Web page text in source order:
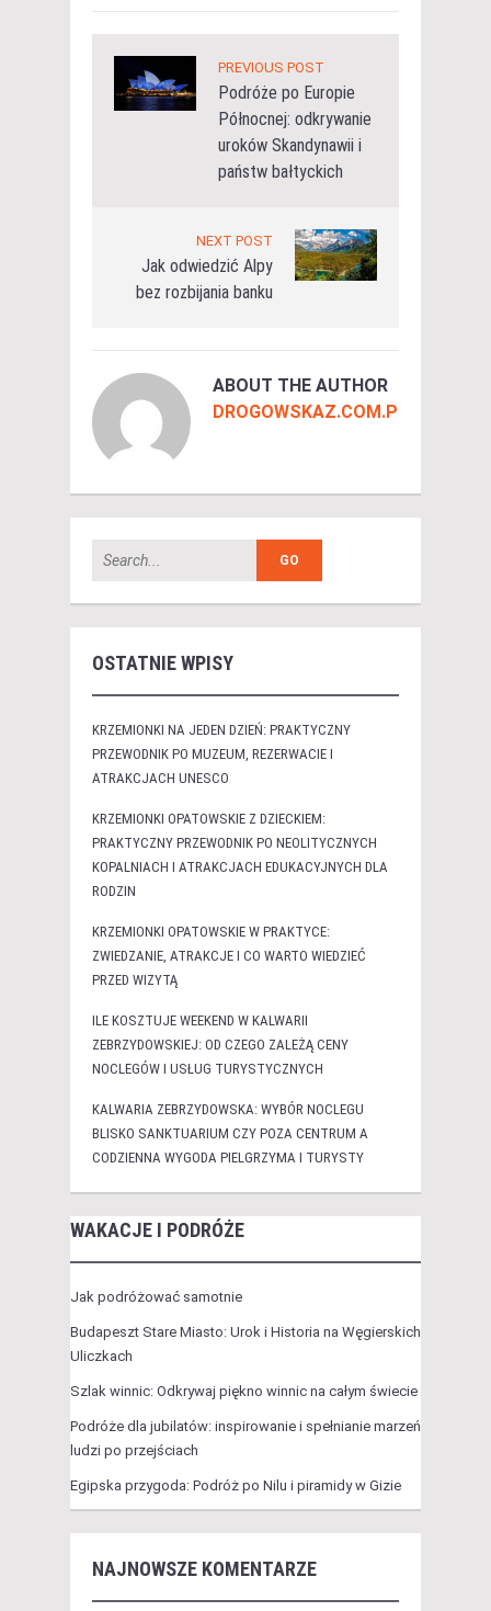
PREVIOUS POST
Podróże po Europie
Północnej: odkrywanie
uroków Skandynawii i
państw bałtyckich
NEXT POST
Jak odwiedzić Alpy
bez rozbijania banku
ABOUT THE AUTHOR
DROGOWSKAZ.COM.PL
OSTATNIE WPISY
KRZEMIONKI NA JEDEN DZIEŃ: PRAKTYCZNY
PRZEWODNIK PO MUZEUM, REZERWACIE I
ATRAKCJACH UNESCO
KRZEMIONKI OPATOWSKIE Z DZIECKIEM:
PRAKTYCZNY PRZEWODNIK PO NEOLITYCZNYCH
KOPALNIACH I ATRAKCJACH EDUKACYJNYCH DLA
RODZIN
KRZEMIONKI OPATOWSKIE W PRAKTYCE:
ZWIEDZANIE, ATRAKCJE I CO WARTO WIEDZIEĆ
PRZED WIZYTĄ
ILE KOSZTUJE WEEKEND W KALWARII
ZEBRZYDOWSKIEJ: OD CZEGO ZALEŻĄ CENY
NOCLEGÓW I USŁUG TURYSTYCZNYCH
KALWARIA ZEBRZYDOWSKA: WYBÓR NOCLEGU
BLISKO SANKTUARIUM CZY POZA CENTRUM A
CODZIENNA WYGODA PIELGRZYMA I TURYSTY
WAKACJE I PODRÓŻE
Jak podróżować samotnie
Budapeszt Stare Miasto: Urok i Historia na Węgierskich
Uliczkach
Szlak winnic: Odkrywaj piękno winnic na całym świecie
Podróże dla jubilatów: inspirowanie i spełnianie marzeń
ludzi po przejściach
Egipska przygoda: Podróż po Nilu i piramidy w Gizie
NAJNOWSZE KOMENTARZE